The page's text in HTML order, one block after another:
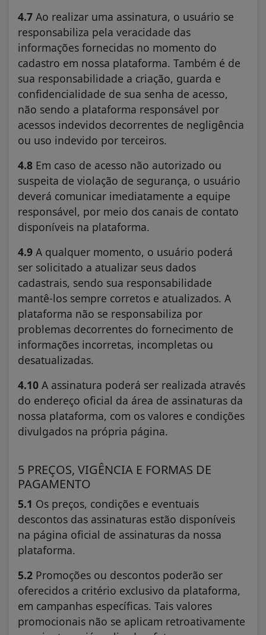
4.7 Ao realizar uma assinatura, o usuário se
responsabiliza pela veracidade das
informações fornecidas no momento do
cadastro em nossa plataforma. Também é de
sua responsabilidade a criação, guarda e
confidencialidade de sua senha de acesso,
não sendo a plataforma responsável por
acessos indevidos decorrentes de negligência
ou uso indevido por terceiros.
4.8 Em caso de acesso não autorizado ou
suspeita de violação de segurança, o usuário
deverá comunicar imediatamente a equipe
responsável, por meio dos canais de contato
disponíveis na plataforma.
4.9 A qualquer momento, o usuário poderá
ser solicitado a atualizar seus dados
cadastrais, sendo sua responsabilidade
mantê-los sempre corretos e atualizados. A
plataforma não se responsabiliza por
problemas decorrentes do fornecimento de
informações incorretas, incompletas ou
desatualizadas.
4.10 A assinatura poderá ser realizada através
do endereço oficial da área de assinaturas da
nossa plataforma, com os valores e condições
divulgados na própria página.
5 PREÇOS, VIGÊNCIA E FORMAS DE
PAGAMENTO
5.1 Os preços, condições e eventuais
descontos das assinaturas estão disponíveis
na página oficial de assinaturas da nossa
plataforma.
5.2 Promoções ou descontos poderão ser
oferecidos a critério exclusivo da plataforma,
em campanhas específicas. Tais valores
promocionais não se aplicam retroativamente